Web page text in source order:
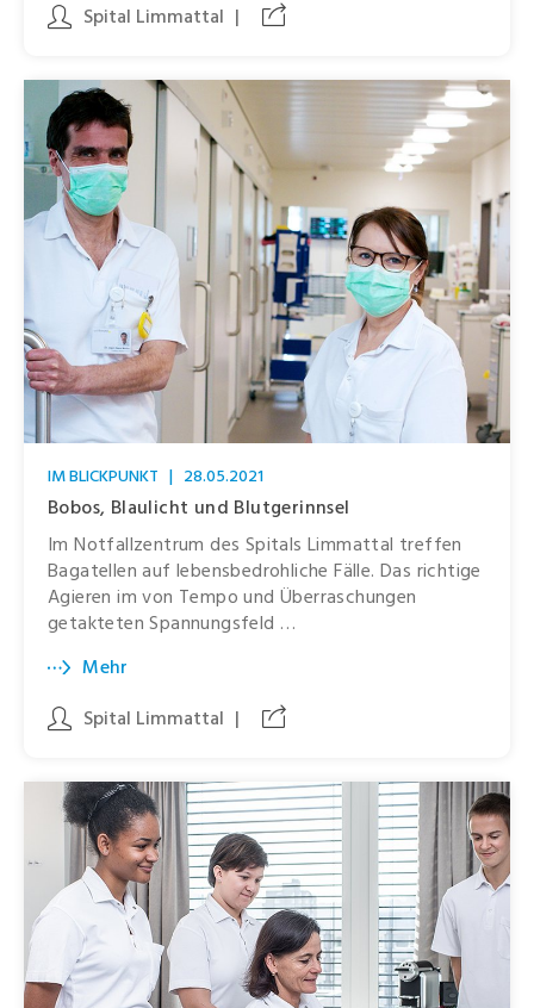
Spital Limmattal |
IM BLICKPUNKT | 28.05.2021
Bobos, Blaulicht und Blutgerinnsel
Im Notfallzentrum des Spitals Limmattal treffen
Bagatellen auf lebensbedrohliche Fälle. Das richtige
Agieren im von Tempo und Überraschungen
getakteten Spannungsfeld …
Mehr
Spital Limmattal |